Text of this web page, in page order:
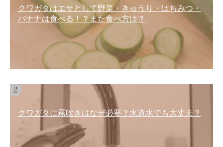
クワガタはエサとして野菜・きゅうり・はちみつ・
バナナは食べる！？また食べ方は？
クワガタに霧吹きはなぜ必要？水道水でも大丈夫？